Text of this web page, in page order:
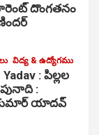
దొంగతనం
విద్య & ఉద్యోగము
: పిల్లల
పునాది :
యాదవ్